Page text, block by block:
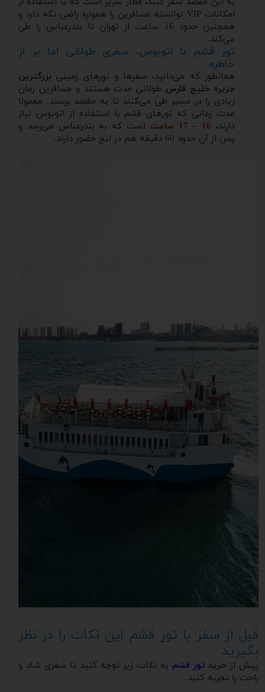
امکانات VIP توانسته مسافرین را همواره راضی نگه دارد و
همچنین حدود 16 ساعت از تهران تا بندرعباس را طی
می‌کند.
تور قشم با اتوبوس، سفری طولانی اما پر از
خاطره
همانطور که می‌دانید، سفرها و تورهای زمینی بزرگترین
جزیره خلیج فارس طولانی مدت هستند و مسافرین زمان
زیادی را در مسیر طی می‌کنند تا به مقصد برسند. معمولا
مدت زمانی که تورهای قشم با استفاده از اتوبوس نیاز
دارند، 16 – 17 ساعت
است که به بندرعباس می‌رسد و
پس از آن حدود 60 دقیقه هم در لنج حضور دارند.
قبل از سفر با تور قشم این نکات را در نظر
بگیرید
پیش از خرید تور قشم به نکات زیر توجه کنید تا سفری شاد و
راحت را تجربه کنید.